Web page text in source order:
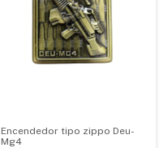
Encendedor tipo zippo Deu-
Mg4